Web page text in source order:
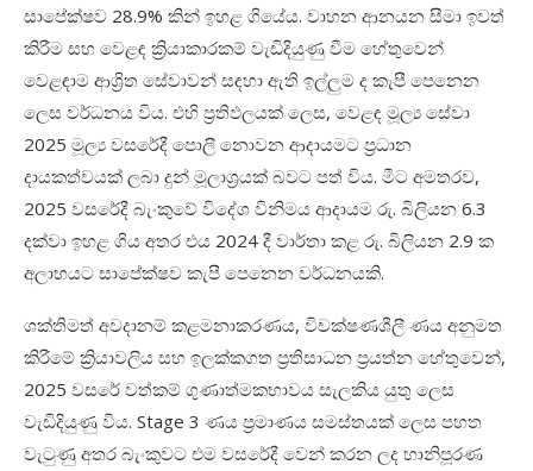
සාපේක්ෂව 28.9% කින් ඉහළ ගියේය. වාහන ආනයන සීමා ඉවත්
කිරීම සහ වෙළඳ ක්‍රියාකාරකම් වැඩිදියුණු වීම හේතුවෙන්
වෙළඳාම ආශ්‍රිත සේවාවන් සඳහා ඇති ඉල්ලුම ද කැපී පෙනෙන
ලෙස වර්ධනය විය. එහි ප්‍රතිඵලයක් ලෙස, වෙළඳ මූල්‍ය සේවා
2025 මූල්‍ය වසරේදී පොලී නොවන ආදායමට ප්‍රධාන
දායකත්වයක් ලබා දුන් මූලාශ්‍රයක් බවට පත් විය. මීට අමතරව,
2025 වසරේදී බැංකුවේ විදේශ විනිමය ආදායම රු. බිලියන 6.3
දක්වා ඉහළ ගිය අතර එය 2024 දී වාර්තා කළ රු. බිලියන 2.9 ක
අලාභයට සාපේක්ෂව කැපී පෙනෙන වර්ධනයකි.
ශක්තිමත් අවදානම් කළමනාකරණය, විචක්ෂණශීලී ණය අනුමත
කිරීමේ ක්‍රියාවලිය සහ ඉලක්කගත ප්‍රතිසාධන ප්‍රයත්න හේතුවෙන්,
2025 වසරේ වත්කම් ගුණාත්මකභාවය සැලකිය යුතු ලෙස
වැඩිදියුණු විය. Stage 3 ණය ප්‍රමාණය සමස්තයක් ලෙස පහත
වැටුණු අතර බැංකුවට එම වසරේදී වෙන් කරන ලද හානිපූරණ